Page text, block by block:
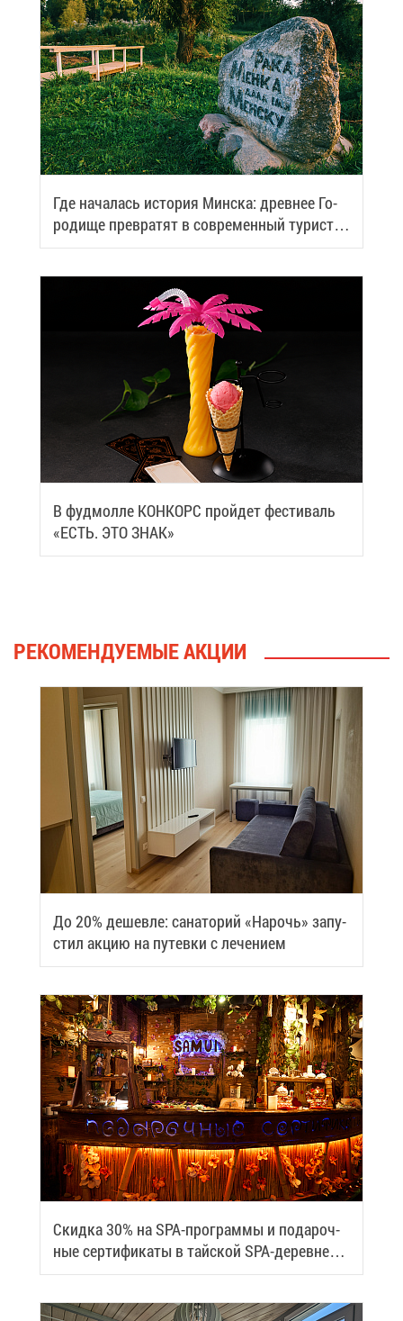
Где на­ча­лась ис­то­рия Мин­ска: древ­нее Го­
ро­ди­ще пре­вра­тят в со­вре­мен­ный ту­ри­сти­
че­ский центр
В фуд­мол­ле КОН­КОРС прой­дет фе­сти­валь
«ЕСТЬ. ЭТО ЗНАК»
РЕ­КО­МЕН­ДУ­Е­МЫЕ АК­ЦИИ
До 20% де­шев­ле: са­на­то­рий «На­рочь» за­пу­
стил ак­цию на пу­тев­ки с ле­че­ни­ем
Скид­ка 30% на SPA-про­грам­мы и по­да­роч­
ные сер­ти­фи­ка­ты в тай­ской SPA-де­ревне
Samui